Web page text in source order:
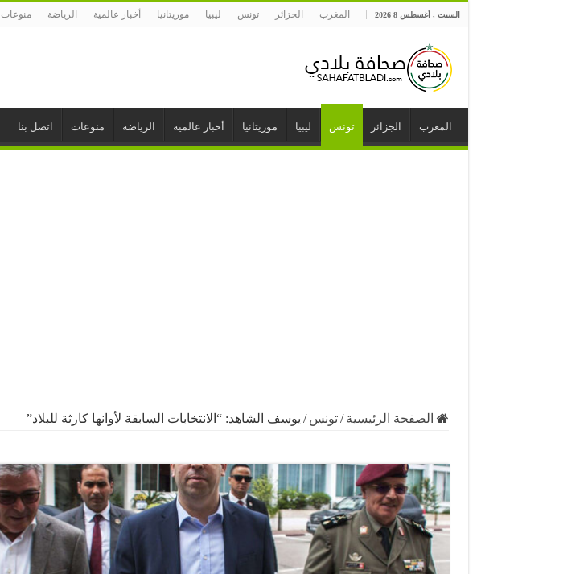
السبت , أغسطس 8 2026 المغرب الجزائر تونس ليبيا موريتانيا أخبار عالمية الرياضة منوعات
المغرب الجزائر تونس ليبيا موريتانيا أخبار عالمية الرياضة منوعات اتصل بنا
الصفحة الرئيسية / تونس / يوسف الشاهد: “الانتخابات السابقة لأوانها كارثة للبلاد”